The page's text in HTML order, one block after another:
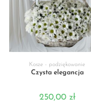
DODAJ DO KOSZYKA
Kosze - podziękowanie
Czysta elegancja
250,00 zł